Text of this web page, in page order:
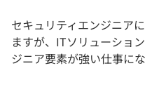
セキュリティエンジニア
ますが、ITソリューショ
ジニア要素が強い仕事にな